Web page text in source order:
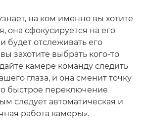
на ком именно вы хотите
она сфокусируется на его
будет отслеживать его
захотите выбрать кого-то
камере команду следить
глаза, и она сменит точку
быстрое переключение
следует автоматическая и
работа камеры».